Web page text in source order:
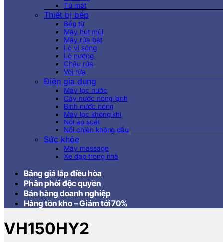
Tủ mát
Thiết bị bếp
Bếp từ
Máy hút mùi
Máy rửa bát
Lò vi sóng
Lò nướng
Chậu rửa
Vòi rửa
Điện gia dụng
Máy lọc nước
Cây nước nóng lạnh
Bình nước nóng
Máy lọc không khí
Nồi áp suất
Nồi chiên không dầu
Sức khỏe
Máy massage
Xe đạp trong nhà
Bảng giá lắp điều hòa
Phân phối độc quyền
Bán hàng doanh nghiệp
Hàng tồn kho – Giảm tới 70%
VH150HY2